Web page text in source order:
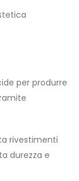
per produrre
rivestimenti
durezza e